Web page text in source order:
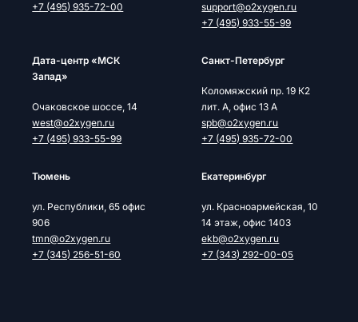
+7 (495) 935-72-00
support@o2xygen.ru
+7 (495) 933-55-99
Дата-центр «МСК
Запад»
Очаковское шоссе, 14
west@o2xygen.ru
+7 (495) 933-55-99
Cанкт-Петербург
Коломяжский пр. 19 К2
лит. А, офис 13 А
spb@o2xygen.ru
+7 (495) 935-72-00
Тюмень
ул. Республики, 65 офис
906
tmn@o2xygen.ru
+7 (345) 256-51-60
Екатеринбург
ул. Красноармейская, 10
14 этаж, офис 1403
ekb@o2xygen.ru
+7 (343) 292-00-05